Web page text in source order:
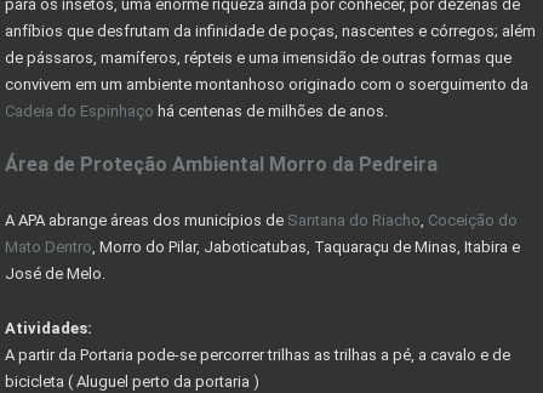
CADASTRO AMBIENTAL RURAL (CAR) -
COMO ESCOLHER UM LOTE OU TERRENO PARA COMPRAR
Nevis Sociedade de Responsabilidade Limitada (LLC)
AS VANTAGENS DE UMA HOLDING FAMILIAR - CONHEÇA
DER AUTORIZA CONSTRUÇÃO DE PONTE RIO DAS VELHAS
COMO FUNCIONA COMISSÃO DO CORRETOR DE IMÓVEIS
para os insetos, uma enorme riqueza ainda por conhecer, por dezenas de
anfíbios que desfrutam da infinidade de poças, nascentes e córregos; além
de pássaros, mamíferos, répteis e uma imensidão de outras formas que
convivem em um ambiente montanhoso originado com o soerguimento da
Cadeia do Espinhaço há centenas de milhões de anos.
Área de Proteção Ambiental Morro da Pedreira
A APA abrange áreas dos municípios de Santana do Riacho Coceição do
Mato Dentro , Morro do Pilar, Jaboticatubas, Taquaraçu de Minas, Itabira e
José de Melo.
Atividades:
A partir da Portaria pode-se percorrer trilhas as trilhas a pé, a cavalo e de
bicicleta ( Aluguel perto da portaria )